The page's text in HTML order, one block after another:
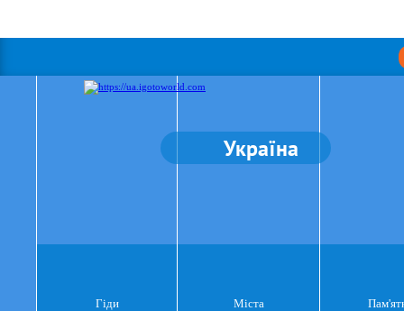
Україна
Гіди Міста